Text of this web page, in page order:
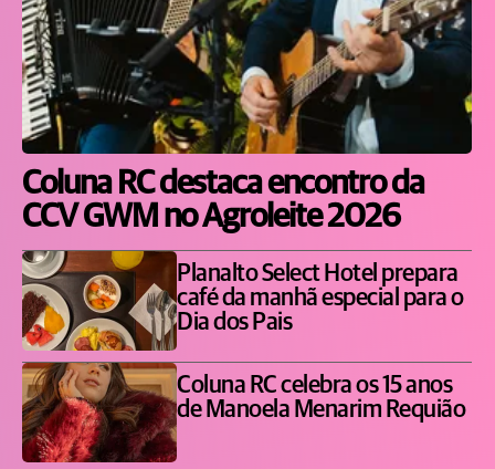
Coluna RC destaca encontro da
CCV GWM no Agroleite 2026
Planalto Select Hotel prepara
café da manhã especial para o
Dia dos Pais
Coluna RC celebra os 15 anos
de Manoela Menarim Requião